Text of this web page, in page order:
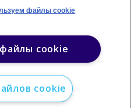
файлы cookie
cookie
cookie